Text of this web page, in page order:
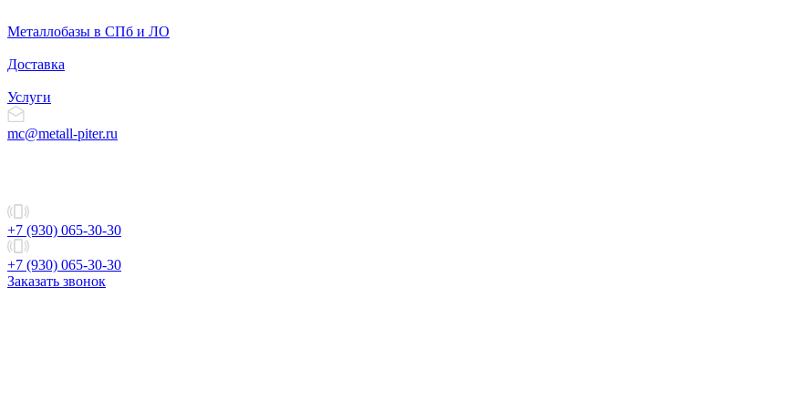
Металлобазы в СПб и ЛО
Доставка
Услуги
mc@metall-piter.ru
+7 (930) 065-30-30
+7 (930) 065-30-30
Заказать звонок